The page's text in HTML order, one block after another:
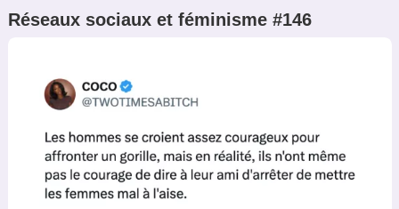
Réseaux sociaux et féminisme #146